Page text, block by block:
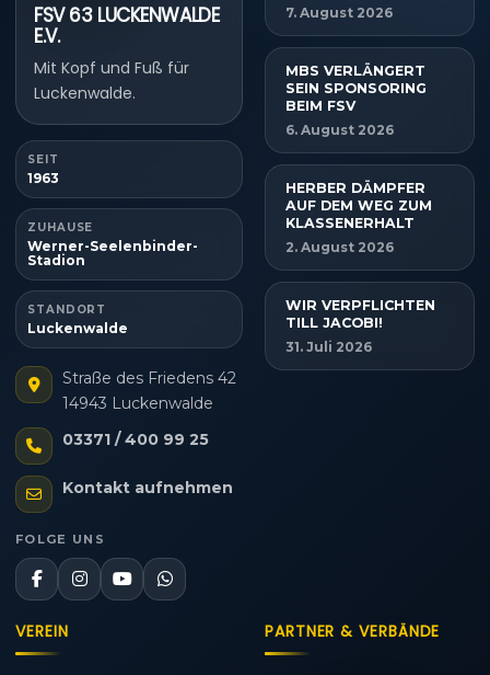
FSV 63 LUCKENWALDE
E.V.
Mit Kopf und Fuß für
Luckenwalde.
SEIT
1963
ZUHAUSE
Werner-Seelenbinder-
Stadion
STANDORT
Luckenwalde
Straße des Friedens 42
14943 Luckenwalde
03371 / 400 99 25
Kontakt aufnehmen
FOLGE UNS
7. August 2026
MBS VERLÄNGERT
SEIN SPONSORING
BEIM FSV
6. August 2026
HERBER DÄMPFER
AUF DEM WEG ZUM
KLASSENERHALT
2. August 2026
WIR VERPFLICHTEN
TILL JACOBI!
31. Juli 2026
VEREIN PARTNER & VERBÄNDE